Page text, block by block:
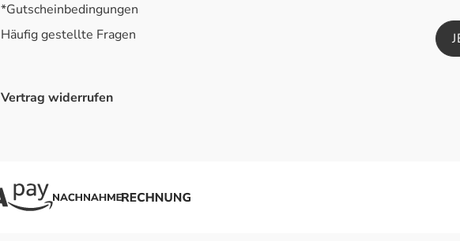
*Gutscheinbedingungen
Häufig gestellte Fragen
Vertrag widerrufen